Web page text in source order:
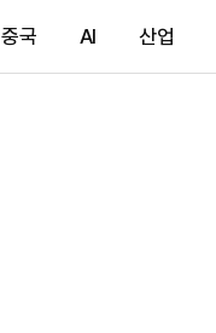
중국 AI 산업